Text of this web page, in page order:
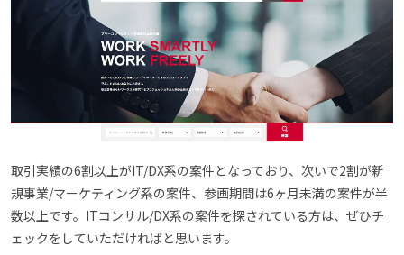
取引実績の6割以上がIT/DX系の案件となっており、次いで2割が新
規事業/マーケティング系の案件、参画期間は6ヶ月未満の案件が半
数以上です。ITコンサル/DX系の案件を探されている方は、ぜひチ
ェックをしていただければと思います。